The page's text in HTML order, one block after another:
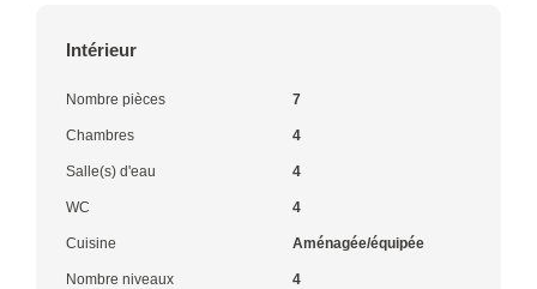
Intérieur
Nombre pièces 7
Chambres 4
Salle(s) d'eau 4
WC 4
Cuisine Aménagée/équipée
Nombre niveaux 4